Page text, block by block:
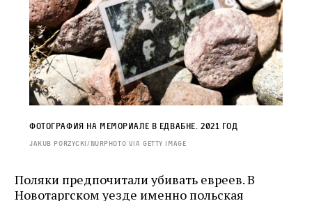
Фотография на мемориале в Едвабне. 2021 год
JAKUB PORZYCKI/NURPHOTO VIA GETTY IMAGE
Поляки предпочитали убивать евреев. В
Новотаргском уезде именно польская